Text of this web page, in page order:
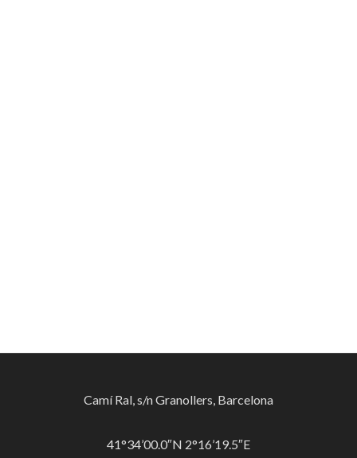
Camí Ral, s/n Granollers, Barcelona
41°34’00.0″N 2°16’19.5″E